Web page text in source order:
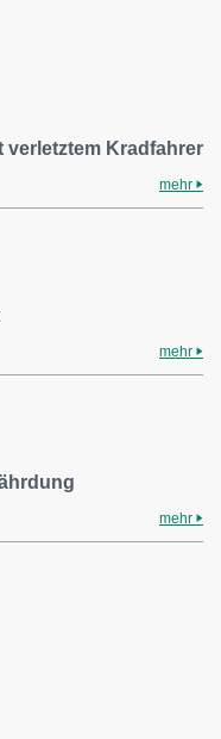
verletztem Kradfahrer
mehr
mehr
mehr